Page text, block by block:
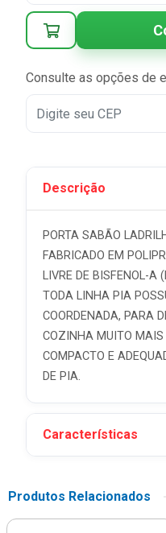
Consulte as opções de
Descrição
PORTA SABÃO
FABRICADO EM
LIVRE DE BISFENOL-A
TODA LINHA PIA
COORDENADA, PARA
COZINHA MUITO
COMPACTO E
DE PIA.
Características
Produtos Relacionados